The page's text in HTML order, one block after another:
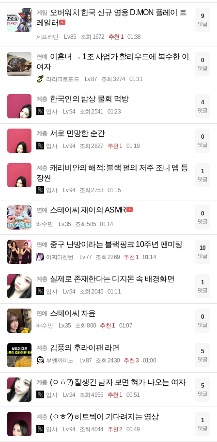
게임
오버워치 한국 신규 영웅 D.MON 플레이 트
레일러
세프라딘 Lv.85 조회 1672 추천 1 01:38
9
댓글
연예
이혼녀 → 1조 사업가 할리우드에 복수한 이
여자
라라크로포드 Lv.87 조회 3274 01:31
0
댓글
계층 한국인의 밥상 물회 먹방
입사 Lv.94 조회 2541 01:23
4
댓글
계층 서로 민망한 순간
입사 Lv.94 조회 2827 추천 1 01:19
0
댓글
계층 캐리비안의 해적: 블랙 펄의 저주 조니 뎁 등
장씬
입사 Lv.94 조회 2753 01:15
1
댓글
연예 스테이씨 재이의 ASMR
배수민 Lv.35 조회 585 01:14
0
댓글
연예 중구 난방이라는 블랙핑크 10주년 팬미팅
어쩌다한번 Lv.77 조회 2269 추천 1 01:14
10
댓글
계층 실제로 존재한다는 디지몬 속 배경화면
입사 Lv.94 조회 2045 01:11
1
댓글
연예 스테이씨 자윤
배수민 Lv.35 조회 800 추천 1 01:07
0
댓글
계층 김풍의 후라이팬 라면
부엔까미노 Lv.87 조회 2430 추천 3 01:00
5
댓글
계층 (ㅇㅎ?) 잘생긴 남자 보면 혀가 나오는 여자
입사 Lv.94 조회 4955 추천 1 00:51
5
댓글
계층 (ㅇㅎ?) 히트텍이 기다려지는 영상
입사 Lv.94 조회 4044 추천 2 00:49
1
댓글